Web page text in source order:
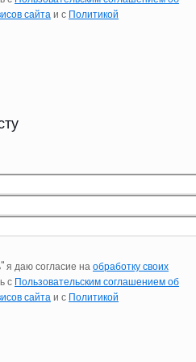
сайтаи с Политикой
я даю согласие наобработку своих
с Пользовательским соглашением об
сайтаи с Политикой